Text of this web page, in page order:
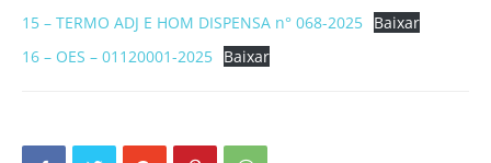
15 – TERMO ADJ E HOM DISPENSA n° 068-2025 Baixar
16 – OES – 01120001-2025 Baixar